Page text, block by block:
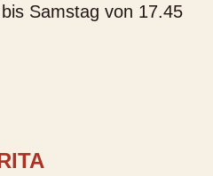
Samstag von 17.45